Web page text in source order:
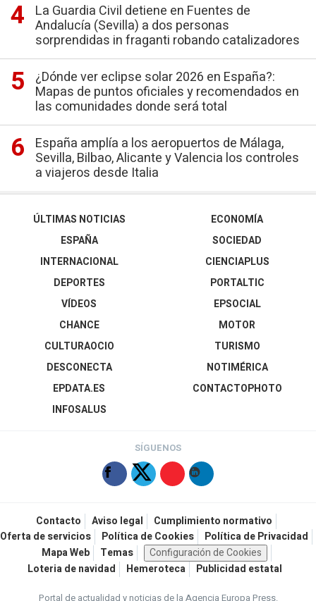
La Guardia Civil detiene en Fuentes de
Andalucía (Sevilla) a dos personas
sorprendidas in fraganti robando catalizadores
¿Dónde ver eclipse solar 2026 en España?:
Mapas de puntos oficiales y recomendados en
las comunidades donde será total
España amplía a los aeropuertos de Málaga,
Sevilla, Bilbao, Alicante y Valencia los controles
a viajeros desde Italia
ÚLTIMAS NOTICIAS
ESPAÑA
INTERNACIONAL
DEPORTES
VÍDEOS
ECONOMÍA
SOCIEDAD
CIENCIAPLUS
PORTALTIC
EPSOCIAL
CHANCE
CULTURAOCIO
DESCONECTA
EPDATA.ES
INFOSALUS
MOTOR
TURISMO
NOTIMÉRICA
CONTACTOPHOTO
SÍGUENOS
Contacto Aviso legal
Cumplimiento normativo
Oferta de servicios
Política de Cookies
Política de Privacidad
Mapa Web
Temas
Configuración de Cookies
Loteria de navidad
Hemeroteca Publicidad estatal
Portal de actualidad y noticias de la Agencia Europa Press.